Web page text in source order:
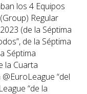
los 4 Equipos
Regular
(de la Séptima
de la Séptima
Séptima
la Cuarta
“del
“de la